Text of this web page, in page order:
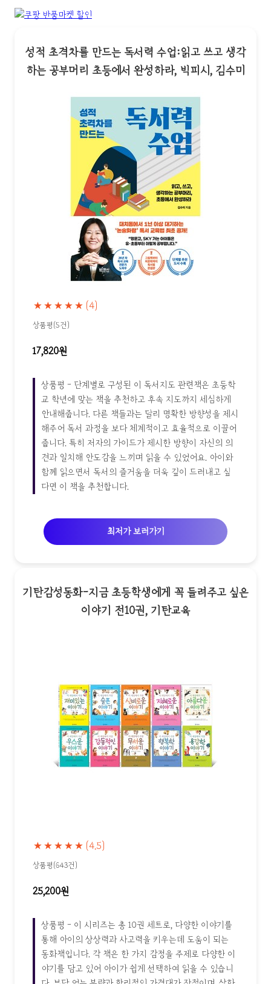
성적 초격차를 만드는 독서력 수업:읽고 쓰고 생각
하는 공부머리 초등에서 완성하라, 빅피시, 김수미
★★★★★ (4)
상품평(5건)
17,820원
상품평 - 단계별로 구성된 이 독서지도 관련책은 초등학
교 학년에 맞는 책을 추천하고 후속 지도까지 세심하게
안내해줍니다. 다른 책들과는 달리 명확한 방향성을 제시
해주어 독서 과정을 보다 체계적이고 효율적으로 이끌어
줍니다. 특히 저자의 가이드가 제시한 방향이 자신의 의
견과 일치해 안도감을 느끼며 읽을 수 있었어요. 아이와
함께 읽으면서 독서의 즐거움을 더욱 깊이 드러내고 싶
다면 이 책을 추천합니다.
최저가 보러가기
기탄감성동화-지금 초등학생에게 꼭 들려주고 싶은
이야기 전10권, 기탄교육
★★★★★ (4.5)
상품평(643건)
25,200원
상품평 - 이 시리즈는 총 10권 세트로, 다양한 이야기를
통해 아이의 상상력과 사고력을 키우는데 도움이 되는
동화책입니다. 각 책은 한 가지 감정을 주제로 다양한 이
야기를 담고 있어 아이가 쉽게 선택하여 읽을 수 있습니